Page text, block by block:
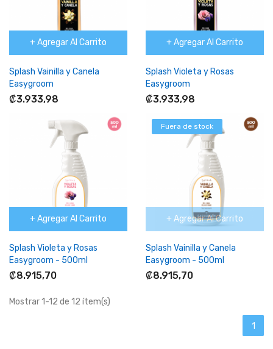
+ Agregar Al Carrito
Splash Vainilla y Canela
Easygroom
₡3.933,98
+ Agregar Al Carrito
Splash Violeta y Rosas
Easygroom
₡3.933,98
+ Agregar Al Carrito
Splash Violeta y Rosas
Easygroom - 500ml
₡8.915,70
Fuera de stock
+ Agregar Al Carrito
Splash Vainilla y Canela
Easygroom - 500ml
₡8.915,70
Mostrar 1-12 de 12 ítem(s)
1